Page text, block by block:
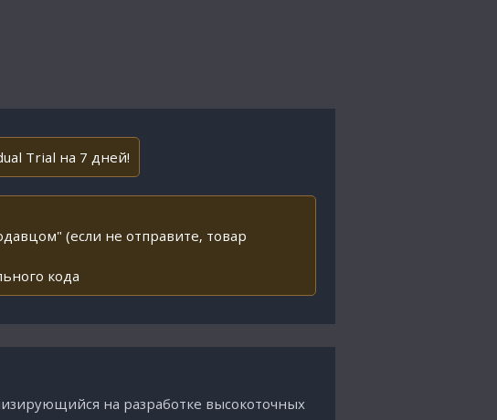
Trial на 7 дней!
(если не отправите, товар
кода
на разработке высокоточных